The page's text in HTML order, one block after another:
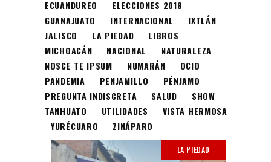
ECUANDUREO
ELECCIONES 2018
GUANAJUATO
INTERNACIONAL
IXTLÁN
JALISCO
LA PIEDAD
LIBROS
MICHOACÁN
NACIONAL
NATURALEZA
NOSCE TE IPSUM
NUMARÁN
OCIO
PANDEMIA
PENJAMILLO
PÉNJAMO
PREGUNTA INDISCRETA
SALUD
SHOW
TANHUATO
UTILIDADES
VISTA HERMOSA
YURÉCUARO
ZINÁPARO
LA PIEDAD